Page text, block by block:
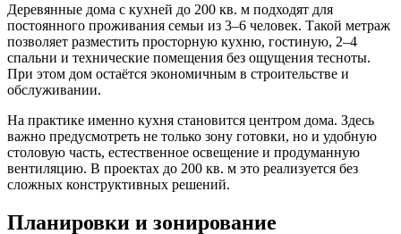
Деревянные дома с кухней до 200 кв. м подходят для
постоянного проживания семьи из 3–6 человек. Такой метраж
позволяет разместить просторную кухню, гостиную, 2–4
спальни и технические помещения без ощущения тесноты.
При этом дом остаётся экономичным в строительстве и
обслуживании.
На практике именно кухня становится центром дома. Здесь
важно предусмотреть не только зону готовки, но и удобную
столовую часть, естественное освещение и продуманную
вентиляцию. В проектах до 200 кв. м это реализуется без
сложных конструктивных решений.
Планировки и зонирование